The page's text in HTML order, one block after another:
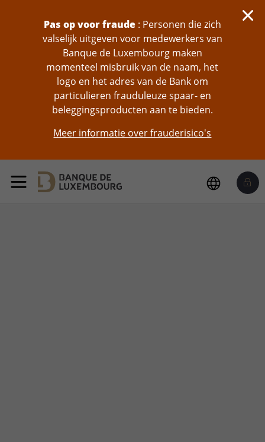
Pas op voor fraude: Personen die zich
valselijk uitgeven voor medewerkers van
Banque de Luxembourg maken
momenteel misbruik van de naam, het
logo en het adres van de Bank om
particulieren frauduleuze spaar- en
beleggingsproducten aan te bieden.
Meer informatie over frauderisico's